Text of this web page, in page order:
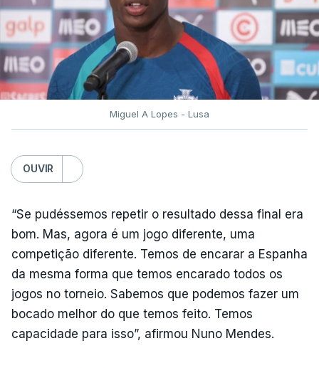
Miguel A Lopes - Lusa
OUVIR
“Se pudéssemos repetir o resultado dessa final era
bom. Mas, agora é um jogo diferente, uma
competição diferente. Temos de encarar a Espanha
da mesma forma que temos encarado todos os
jogos no torneio. Sabemos que podemos fazer um
bocado melhor do que temos feito. Temos
capacidade para isso”, afirmou Nuno Mendes.